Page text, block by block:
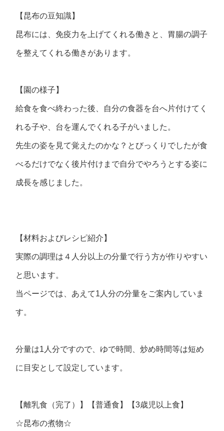
【昆布の豆知識】
昆布には、免疫力を上げてくれる働きと、胃腸の調子
を整えてくれる働きがあります。
【園の様子】
給食を食べ終わった後、自分の食器を台へ片付けてく
れる子や、台を運んでくれる子がいました。
先生の姿を見て覚えたのかな？とびっくりでしたが食
べるだけでなく後片付けまで自分でやろうとする姿に
成長を感じました。
【材料およびレシピ紹介】
実際の調理は４人分以上の分量で行う方が作りやすい
と思います。
当ページでは、あえて1人分の分量をご案内していま
す。
分量は1人分ですので、ゆで時間、炒め時間等は短め
に目安として設定しています。
【離乳食（完了）】【普通食】【3歳児以上食】
☆昆布の煮物☆